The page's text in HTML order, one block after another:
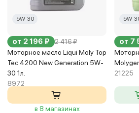
5W-30
от 2 196 ₽ 2 416 ₽
Моторное масло Liqui Moly Top
Tec 4200 New Generation 5W-
30 1л.
8972
в 8 магазинах
5W-
от 7
21225